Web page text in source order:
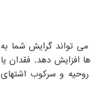
تواند گرایش شما به
افزایش دهد. فقدان یا
و سرکوب اشتهای